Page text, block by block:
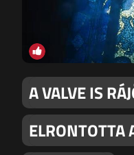
A VALVE IS
ELRONTOTTA